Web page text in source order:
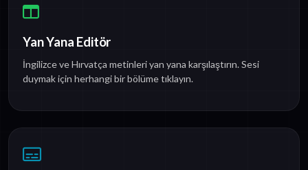
Yan Yana Editör
İngilizce ve Hırvatça metinleri yan yana karşılaştırın. Sesi
duymak için herhangi bir bölüme tıklayın.